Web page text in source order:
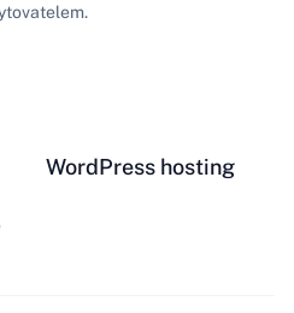
WordPress hosting